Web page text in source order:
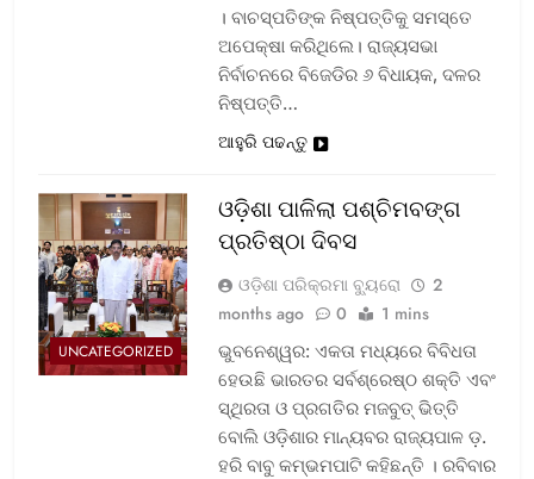
। ବାଚସ୍ପତିଙ୍କ ନିଷ୍ପତ୍ତିକୁ ସମସ୍ତେ
ଅପେକ୍ଷା କରିଥିଲେ। ରାଜ୍ୟସଭା
ନିର୍ବାଚନରେ ବିଜେଡିର ୬ ବିଧାୟକ, ଦଳର
ନିଷ୍ପତ୍ତି…
ଆହୁରି ପଢନ୍ତୁ
UNCATEGORIZED
ଓଡ଼ିଶା ପାଳିଲା ପଶ୍ଚିମବଙ୍ଗ
ପ୍ରତିଷ୍ଠା ଦିବସ
ଓଡ଼ିଶା ପରିକ୍ରମା ବ୍ୟୁରୋ
2
months ago
0 1 mins
ଭୁବନେଶ୍ୱର: ଏକତା ମଧ୍ୟରେ ବିବିଧତା
ହେଉଛି ଭାରତର ସର୍ବଶ୍ରେଷ୍ଠ ଶକ୍ତି ଏବଂ
ସ୍ଥିରତା ଓ ପ୍ରଗତିର ମଜବୁତ୍ ଭିତ୍ତି
ବୋଲି ଓଡ଼ିଶାର ମାନ୍ୟବର ରାଜ୍ୟପାଳ ଡ଼.
ହରି ବାବୁ କମ୍ଭମପାଟି କହିଛନ୍ତି । ରବିବାର